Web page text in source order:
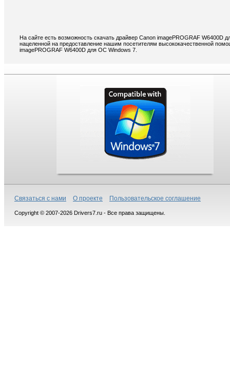
На сайте есть возможность скачать драйвер Canon imagePROGRAF W6400D
нацеленной на предоставление нашим посетителям высококачественной
imagePROGRAF W6400D для ОС Windows 7.
Связаться с нами О проекте Пользовательское соглашение
Copyright © 2007-2026 Drivers7.ru - Все права защищены.